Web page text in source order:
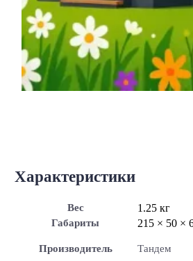
Характеристики
Вес 1.25 кг
Габариты 215 × 50 ×
Производитель Тандем